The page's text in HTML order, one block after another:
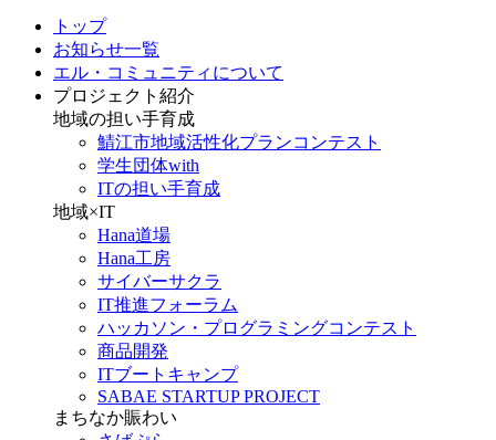
トップ
お知らせ一覧
エル・コミュニティについて
プロジェクト紹介
地域の担い手育成
鯖江市地域活性化プランコンテスト
学生団体with
ITの担い手育成
地域×IT
Hana道場
Hana工房
サイバーサクラ
IT推進フォーラム
ハッカソン・プログラミングコンテスト
商品開発
ITブートキャンプ
SABAE STARTUP PROJECT
まちなか賑わい